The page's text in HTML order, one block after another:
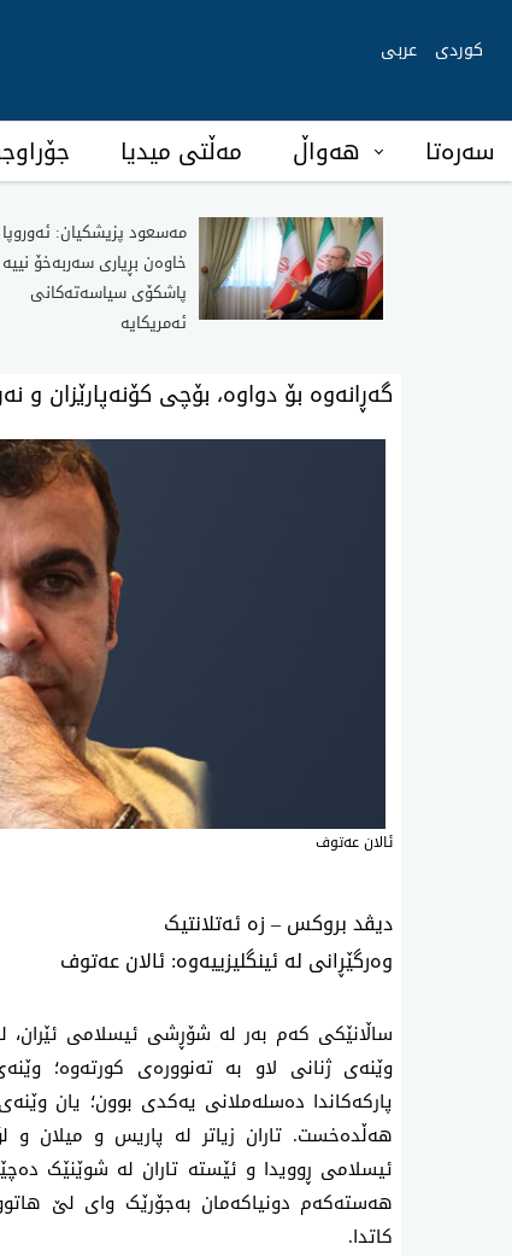
کوردی عربی
سەرەتا هەواڵ مەڵتی میدیا
مەسعود پزیشکیان: ئەوروپا
خاوەن بڕیاری سەربەخۆ
پاشکۆی سیاسەتەکانی
ئەمریکایە
گەڕانەوە بۆ دواوە، بۆچی کۆنەپارێزان و
‌ئالان عەتوف
دیڤد بروکس – زە ئەتلانتیک
وەرگێڕانی لە ئینگلیزییەوە: ئالان عەتوف
ساڵانێکی کەم بەر لە شۆڕشی ئیسلامی ئێران،
وێنەی ژنانی لاو بە تەنوورەی کورتەوە؛
پارکەکاندا دەسلەملانی یەکدی بوون؛ یان
ئیسلامی ڕوویدا و ئێستە تاران لە شوێنێک
هەستەکەم دونیاکەمان بەجۆرێک وای لێ
کاتدا.